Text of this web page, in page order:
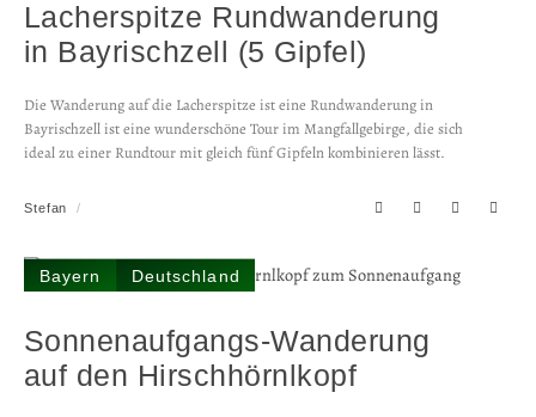
Lacherspitze Rundwanderung
in Bayrischzell (5 Gipfel)
Die Wanderung auf die Lacherspitze ist eine Rundwanderung in
Bayrischzell ist eine wunderschöne Tour im Mangfallgebirge, die sich
ideal zu einer Rundtour mit gleich fünf Gipfeln kombinieren lässt.
Stefan
Bayern Deutschland
Sonnenaufgangs-Wanderung
auf den Hirschhörnlkopf